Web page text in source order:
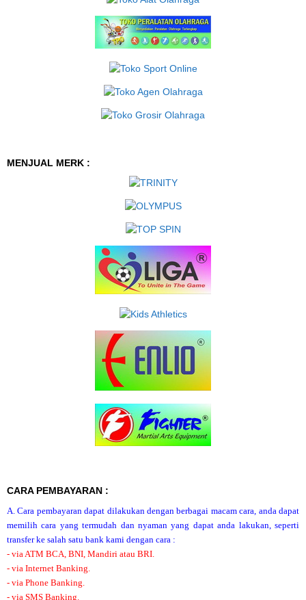
MENJUAL MERK :
CARA PEMBAYARAN :
A. Cara pembayaran dapat dilakukan dengan berbagai macam cara, anda dapat
memilih cara yang termudah dan nyaman yang dapat anda lakukan, seperti
transfer ke salah satu bank kami dengan cara :
- via ATM BCA, BNI, Mandiri atau BRI.
- via Internet Banking.
- via Phone Banking.
- via SMS Banking.